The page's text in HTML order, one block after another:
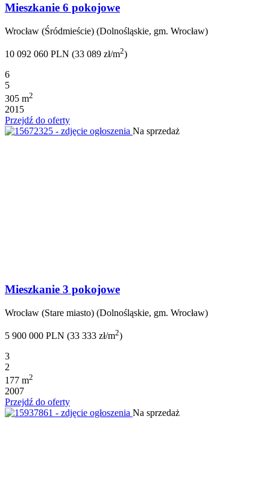
Mieszkanie 6 pokojowe
Wrocław (Śródmieście) (Dolnośląskie, gm. Wrocław)
10 092 060 PLN (33 089 zł/m2)
6
5
305 m2
2015
Przejdź do oferty
Na sprzedaż
Mieszkanie 3 pokojowe
Wrocław (Stare miasto) (Dolnośląskie, gm. Wrocław)
5 900 000 PLN (33 333 zł/m2)
3
2
177 m2
2007
Przejdź do oferty
Na sprzedaż